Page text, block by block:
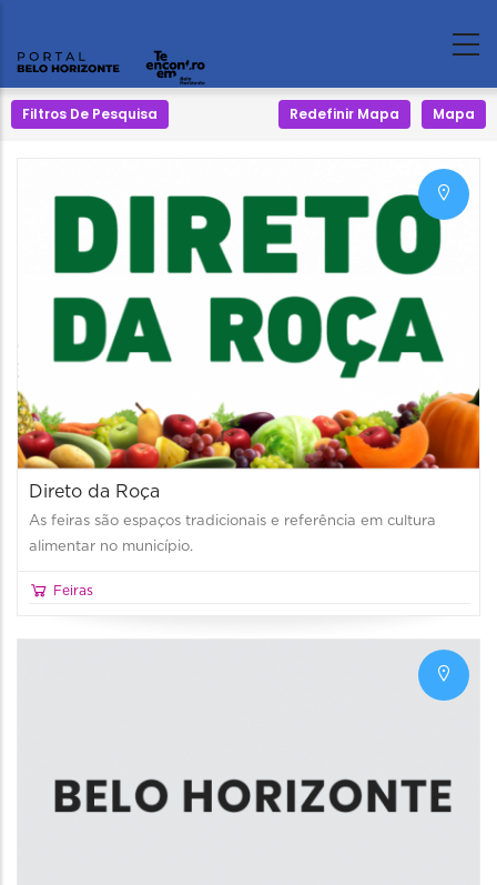
Filtros De Pesquisa Redefinir Mapa Mapa
Direto da Roça
As feiras são espaços tradicionais e referência em cultura
alimentar no município.
Feiras